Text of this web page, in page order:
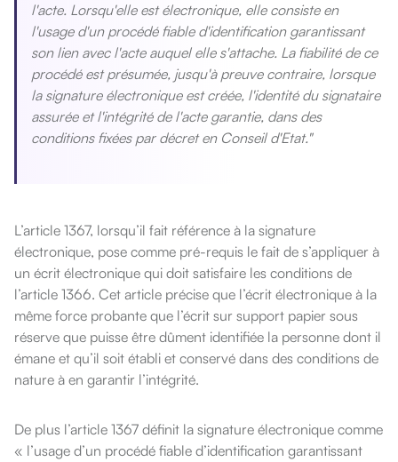
l'acte. Lorsqu'elle est électronique, elle consiste en
l'usage d'un procédé fiable d'identification garantissant
son lien avec l'acte auquel elle s'attache. La fiabilité de ce
procédé est présumée, jusqu'à preuve contraire, lorsque
la signature électronique est créée, l'identité du signataire
assurée et l'intégrité de l'acte garantie, dans des
conditions fixées par décret en Conseil d'Etat."
L’article 1367, lorsqu’il fait référence à la signature
électronique, pose comme pré-requis le fait de s’appliquer à
un écrit électronique qui doit satisfaire les conditions de
l’article 1366. Cet article précise que l’écrit électronique à la
même force probante que l’écrit sur support papier sous
réserve que puisse être dûment identifiée la personne dont il
émane et qu’il soit établi et conservé dans des conditions de
nature à en garantir l’intégrité.
De plus l’article 1367 définit la signature électronique comme
« l’usage d’un procédé fiable d’identification garantissant